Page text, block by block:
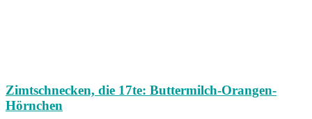
Zimtschnecken, die 17te: Buttermilch-Orangen-
Hörnchen